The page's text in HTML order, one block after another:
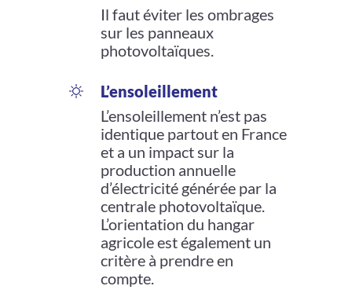
Il faut éviter les ombrages
sur les panneaux
photovoltaïques.
L’ensoleillement
L’ensoleillement n’est pas
identique partout en France
et a un impact sur la
production annuelle
d’électricité générée par la
centrale photovoltaïque.
L’orientation du hangar
agricole est également un
critère à prendre en
compte.